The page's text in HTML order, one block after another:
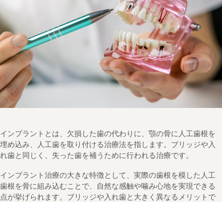
インプラントとは、欠損した歯の代わりに、顎の骨に人工歯根を
埋め込み、人工歯を取り付ける治療法を指します。ブリッジや入
れ歯と同じく、失った歯を補うために行われる治療です。
インプラント治療の大きな特徴として、実際の歯根を模した人工
歯根を骨に組み込むことで、自然な感触や噛み心地を実現できる
点が挙げられます。ブリッジや入れ歯と大きく異なるメリットで